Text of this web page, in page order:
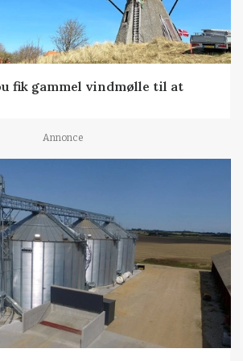
fik gammel vindmølle til at
Annonce